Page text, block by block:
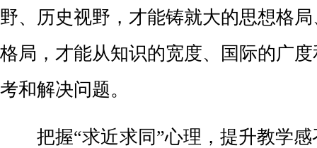
野、历史视野，才能铸就大的思想格
格局，才能从知识的宽度、国际的广
考和解决问题。
把握“求近求同”心理，提升教学感